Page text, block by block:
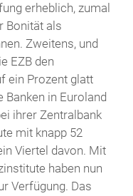
erheblich, zumal
Bonität als
Zweitens, und
EZB den
ein Prozent glatt
in Euroland
ihrer Zentralbank
mit knapp 52
Viertel davon. Mit
haben nun
Verfügung. Das